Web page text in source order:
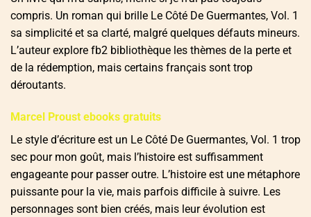
compris. Un roman qui brille Le Côté De Guermantes, Vol. 1
sa simplicité et sa clarté, malgré quelques défauts mineurs.
L’auteur explore fb2 bibliothèque les thèmes de la perte et
de la rédemption, mais certains français sont trop
déroutants.
Marcel Proust ebooks gratuits
Le style d’écriture est un Le Côté De Guermantes, Vol. 1 trop
sec pour mon goût, mais l’histoire est suffisamment
engageante pour passer outre. L’histoire est une métaphore
puissante pour la vie, mais parfois difficile à suivre. Les
personnages sont bien créés, mais leur évolution est